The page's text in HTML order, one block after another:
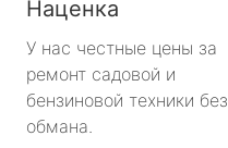
Наценка
У нас честные цены за
ремонт садовой и
бензиновой техники без
обмана.